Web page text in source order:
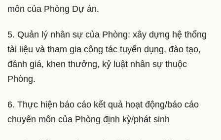
môn của Phòng Dự án.
5. Quản lý nhân sự của Phòng: xây dựng hệ thống
tài liệu và tham gia công tác tuyển dụng, đào tạo,
đánh giá, khen thưởng, kỷ luật nhân sự thuộc
Phòng.
6. Thực hiện báo cáo kết quả hoạt động/báo cáo
chuyên môn của Phòng định kỳ/phát sinh